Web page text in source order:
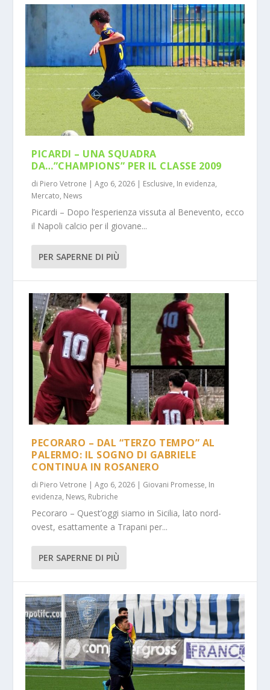
PECORARO – DAL “TERZO TEMPO” AL ...
MISTER MICHELE SACCO (INTERVISTA):”10
ANNI C...
PICARDI – UNA SQUADRA
DA…”CHAMPIONS” PER IL CLASSE 2009
di Piero Vetrone |Ago 6, 2026 | Esclusive, In evidenza,
Mercato, News
Picardi – Dopo l’esperienza vissuta al Benevento, ecco
il Napoli calcio per il giovane...
PER SAPERNE DI PIÙ
PECORARO – DAL “TERZO TEMPO” AL
PALERMO: IL SOGNO DI GABRIELE
CONTINUA IN ROSANERO
di Piero Vetrone |Ago 6, 2026 | Giovani Promesse, In
evidenza, News, Rubriche
Pecoraro – Quest’oggi siamo in Sicilia, lato nord-
ovest, esattamente a Trapani per...
PER SAPERNE DI PIÙ